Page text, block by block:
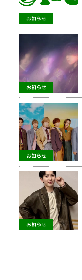
お知らせ
お知らせ
お知らせ
お知らせ